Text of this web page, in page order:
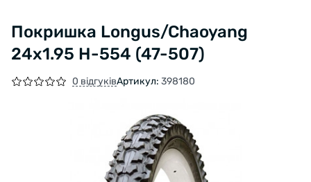
Покришка Longus/Chaoyang
24x1.95 Н-554 (47-507)
0 відгуківАртикул: 398180